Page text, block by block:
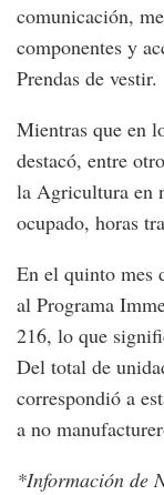
comunicación,
componentes y
Prendas de vestir.
Mientras que en
destacó, entre
la Agricultura en
ocupado, horas
En el quinto mes
al Programa
216, lo que
Del total de
correspondió a
a no
*Información de